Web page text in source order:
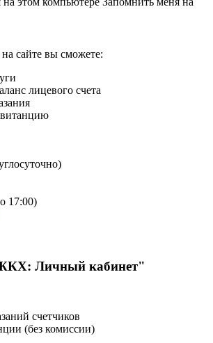
сайте вы сможете:
лицевого счета
17:00)
Личный кабинет"
счетчиков
(без комиссии)